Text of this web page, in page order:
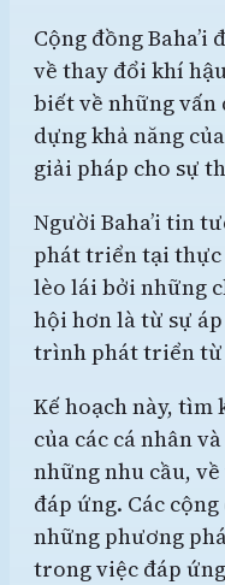
Cộng đồng
về thay đổi khí
biết về những
dựng khả năng
giải pháp cho sự
Người Baha’i tin
phát triển tại thực
lèo lái bởi những
hội hơn là từ sự
trình phát triển từ
Kế hoạch này,
của các cá nhân
những nhu cầu,
đáp ứng. Các
những phương
trong việc đáp